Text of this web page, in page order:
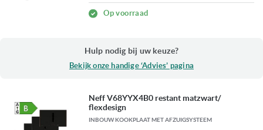
Op voorraad
Hulp nodig bij uw keuze?
Bekijk onze handige ‘Advies’ pagina
Neff V68YYX4B0 restant matzwart/
flexdesign
INBOUW KOOKPLAAT MET AFZUIGSYSTEEM